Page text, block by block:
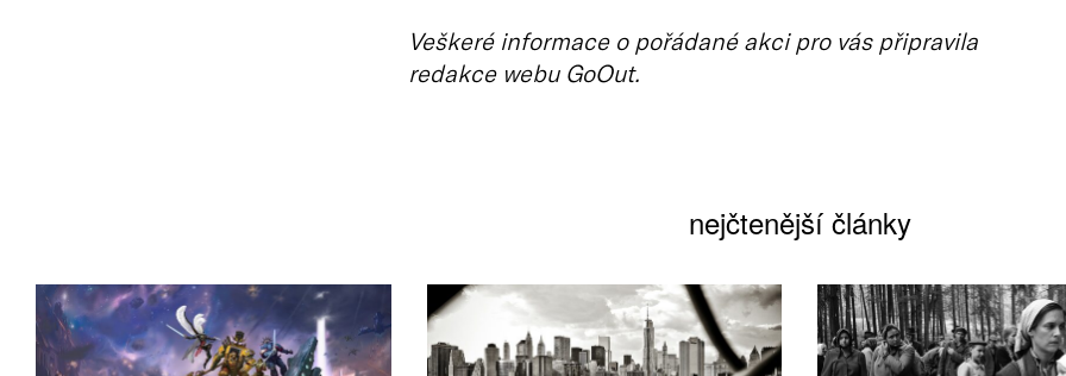
Veškeré informace o pořádané akci pro vás připravila
redakce webu GoOut.
nejčtenější články